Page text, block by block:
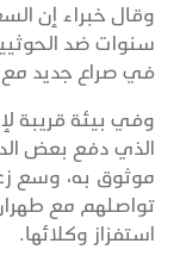
وقال خبراء إن
سنوات ضد
في صراع جديد مع
وفي بيئة قريبة
الذي دفع بعض
موثوق به، وسع
تواصلهم مع
استفزاز وكلائها.